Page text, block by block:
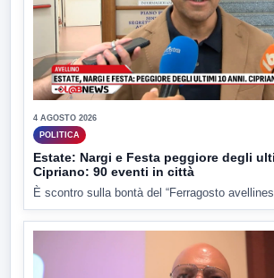
4 AGOSTO 2026
POLITICA
Estate: Nargi e Festa peggiore degli
Cipriano: 90 eventi in città
È scontro sulla bontà del “Ferragosto